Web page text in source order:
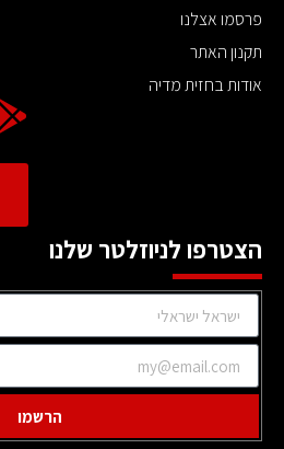
פרסמו אצלנו
תקנון האתר
אודות בחזית מדיה
הצטרפו לניוזלטר שלנו
הרשמו